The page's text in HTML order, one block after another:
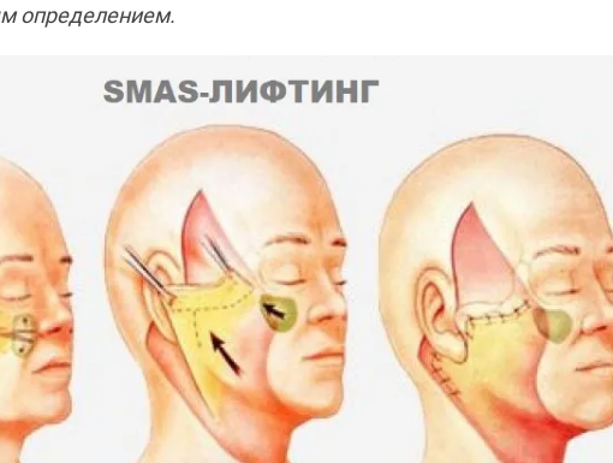
определением.